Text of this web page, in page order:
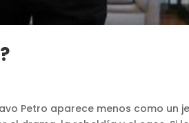
Petro aparece menos como un